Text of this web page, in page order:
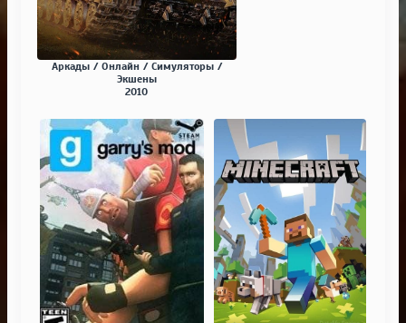
Аркады / Онлайн / Симуляторы /
Экшены
2010